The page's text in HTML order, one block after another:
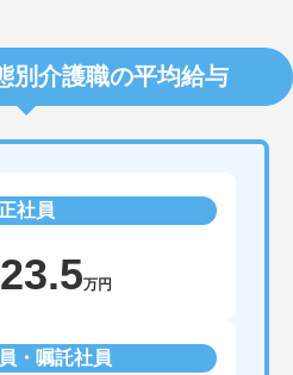
別介護職の平均給与
正社員
23.5万円
・嘱託社員